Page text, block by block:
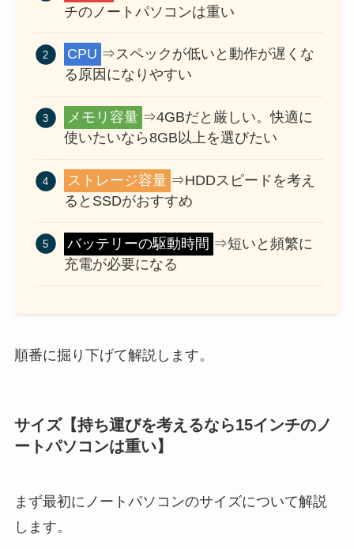
チのノートパソコンは重い
CPU ⇒スペックが低いと動作が遅くな
る原因になりやすい
メモリ容量 ⇒4GBだと厳しい。快適に
使いたいなら8GB以上を選びたい
ストレージ容量 ⇒HDDスピードを考え
るとSSDがおすすめ
バッテリーの駆動時間 ⇒短いと頻繁に
充電が必要になる
順番に掘り下げて解説します。
サイズ【持ち運びを考えるなら15インチのノ
ートパソコンは重い】
まず最初にノートパソコンのサイズについて解説
します。